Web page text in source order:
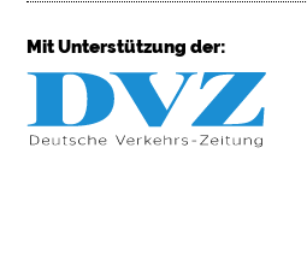
Mit Unterstützung der: